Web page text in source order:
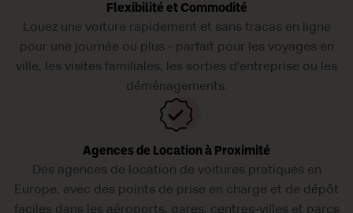
Flexibilité et Commodité
Louez une voiture rapidement et sans tracas en ligne
pour une journée ou plus - parfait pour les voyages en
ville, les visites familiales, les sorties d'entreprise ou les
déménagements.
Agences de Location à Proximité
Des agences de location de voitures pratiques en
Europe, avec des points de prise en charge et de dépôt
faciles dans les aéroports, gares, centres-villes et parcs